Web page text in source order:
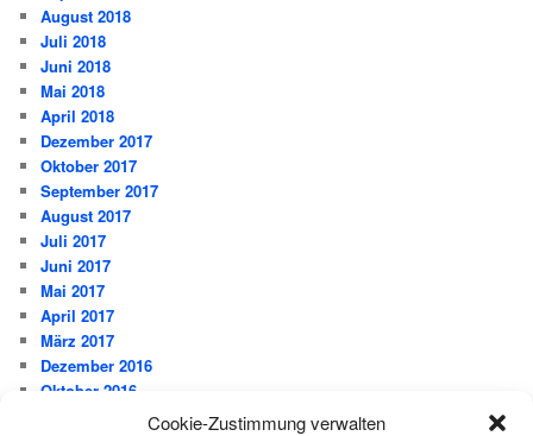
Cookie-Zustimmung verwalten
August 2018
Juli 2018
Juni 2018
Mai 2018
April 2018
Dezember 2017
Oktober 2017
September 2017
August 2017
Juli 2017
Juni 2017
Mai 2017
April 2017
März 2017
Dezember 2016
Oktober 2016
September 2016